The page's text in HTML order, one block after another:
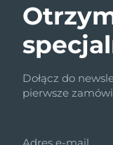
Dołącz do
pierwsze
Adres e-mail